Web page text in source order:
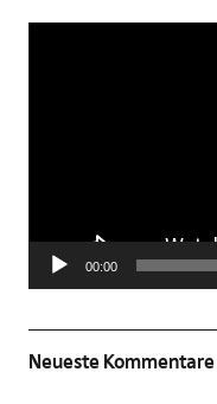
00:00
Neueste Kommentare